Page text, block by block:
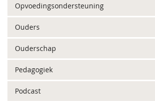
Opvoedingsondersteuning
Ouders
Ouderschap
Pedagogiek
Podcast